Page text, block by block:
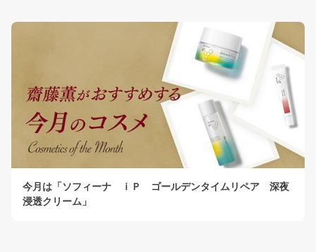
今月は「ソフィーナ ｉＰ ゴールデンタイムリペア 深夜
浸透クリーム」